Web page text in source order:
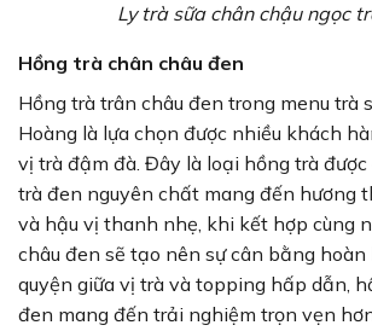
Ly trà sữa chân chậu ngọc
Hồng trà chân châu đen
Hồng trà trân châu đen trong menu trà
Hoàng là lựa chọn được nhiều khách
vị trà đậm đà. Đây là loại hồng trà
trà đen nguyên chất mang đến hương
và hậu vị thanh nhẹ, khi kết hợp cùng
châu đen sẽ tạo nên sự cân bằng hoàn
quyện giữa vị trà và topping hấp dẫn,
đen mang đến trải nghiệm trọn vẹn